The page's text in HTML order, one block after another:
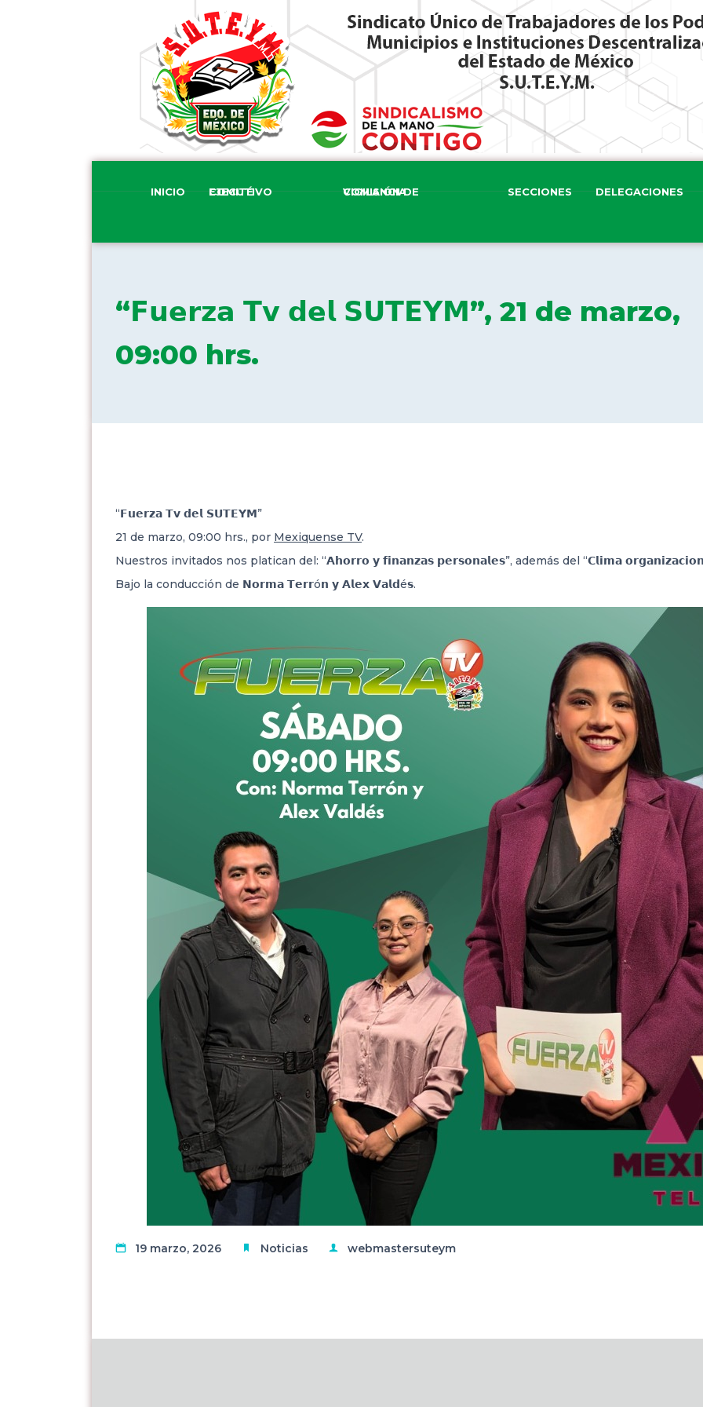
INICIO COMITÉ EJECUTIVO COMISIÓN DE VIGILANCIA SECCIONES DELEGACIONES
“𝗙𝘂𝗲𝗿𝘇𝗮 𝗧𝘃 𝗱𝗲𝗹 𝗦𝗨𝗧𝗘𝗬𝗠”, 21 de marzo,
09:00 hrs.
“𝗙𝘂𝗲𝗿𝘇𝗮 𝗧𝘃 𝗱𝗲𝗹 𝗦𝗨𝗧𝗘𝗬𝗠”
21 de marzo, 09:00 hrs., por Mexiquense TV.
Nuestros invitados nos platican del: “𝗔𝗵𝗼𝗿𝗿𝗼 𝘆 𝗳𝗶𝗻𝗮𝗻𝘇𝗮𝘀 𝗽𝗲𝗿𝘀𝗼𝗻𝗮𝗹𝗲𝘀”, además del “𝗖𝗹𝗶𝗺𝗮
Bajo la conducción de 𝗡𝗼𝗿𝗺𝗮 𝗧𝗲𝗿𝗿ó𝗻 𝘆 𝗔𝗹𝗲𝘅 𝗩𝗮𝗹𝗱é𝘀.
19 marzo, 2026 Noticias webmastersuteym